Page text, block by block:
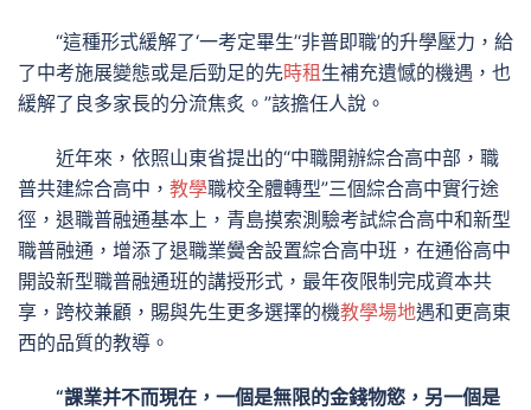
“這種形式緩解了‘一考定畢生’‘非普即職’的升學壓力，給
了中考施展變態或是后勁足的先時租 生補充遺憾的機遇，也
緩解了良多家長的分流焦炙。”該擔任人說。
近年來，依照山東省提出的“中職開辦綜合高中部，職
普共建綜合高中， 教學職校全體轉型”三個綜合高中實行途
徑，退職普融通基本上，青島摸索測驗考試綜合高中和新型
職普融通，增添了退職業黌舍設置綜合高中班，在通俗高中
開設新型職普融通班的講授形式，最年夜限制完成資本共
享，跨校兼顧，賜與先生更多選擇的機教學場地遇和更高東
西的品質的教導。
“課業并不而現在，一個是無限的金錢物慾，另一個是